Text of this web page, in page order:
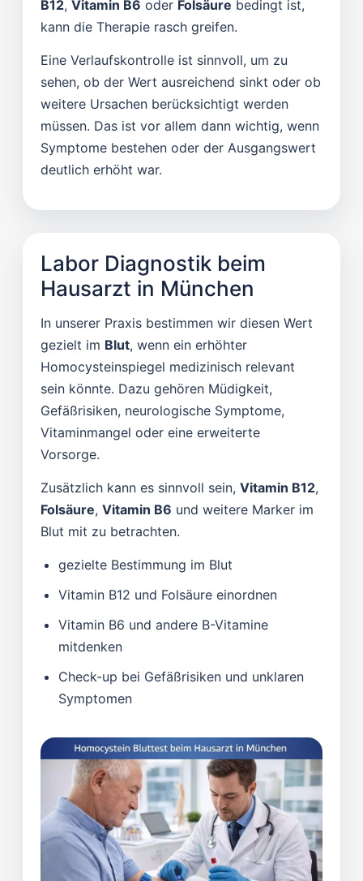
B12, Vitamin B6 oder Folsäure bedingt ist,
kann die Therapie rasch greifen.
Eine Verlaufskontrolle ist sinnvoll, um zu
sehen, ob der Wert ausreichend sinkt oder ob
weitere Ursachen berücksichtigt werden
müssen. Das ist vor allem dann wichtig, wenn
Symptome bestehen oder der Ausgangswert
deutlich erhöht war.
Labor Diagnostik beim
Hausarzt in München
In unserer Praxis bestimmen wir diesen Wert
gezielt im Blut, wenn ein erhöhter
Homocysteinspiegel medizinisch relevant
sein könnte. Dazu gehören Müdigkeit,
Gefäßrisiken, neurologische Symptome,
Vitaminmangel oder eine erweiterte
Vorsorge.
Zusätzlich kann es sinnvoll sein, Vitamin B12,
Folsäure, Vitamin B6 und weitere Marker im
Blut mit zu betrachten.
gezielte Bestimmung im Blut
Vitamin B12 und Folsäure einordnen
Vitamin B6 und andere B-Vitamine
mitdenken
Check-up bei Gefäßrisiken und unklaren
Symptomen